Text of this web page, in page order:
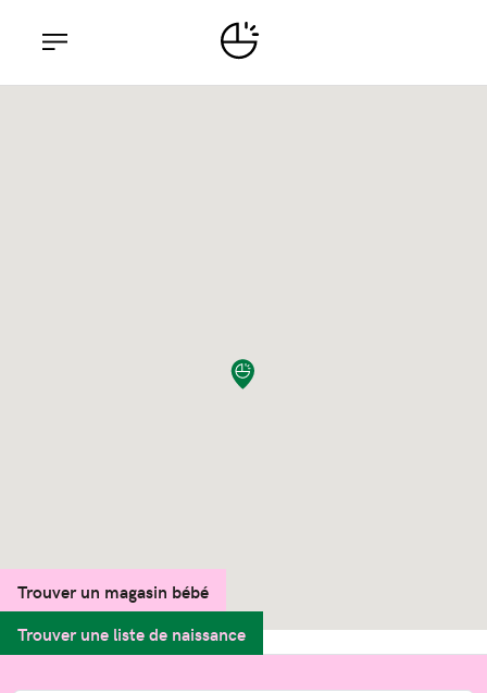
Trouver un magasin bébé
Trouver une liste de naissance